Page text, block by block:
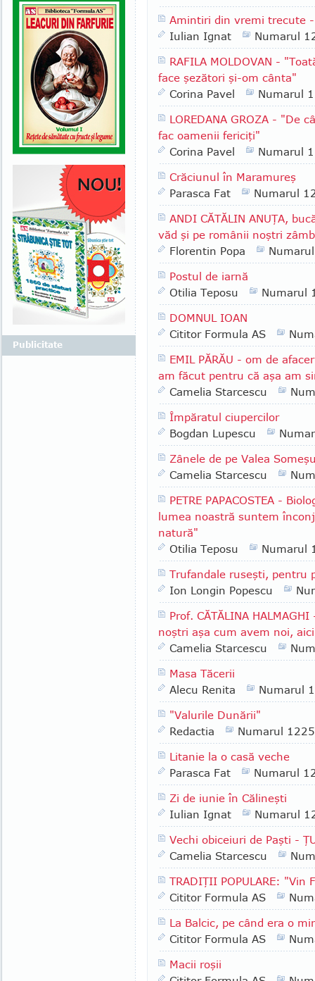
Amintiri din vremi trecute
Iulian Ignat
Numarul
RAFILA MOLDOVAN -
face şezători şi-om cânta"
Corina Pavel
Numarul
LOREDANA GROZA - "De
fac oamenii fericiţi"
Corina Pavel
Numarul
Crăciunul în Maramureş
Parasca Fat
Numarul
ANDI CĂTĂLIN ANUŢA,
văd şi pe românii noştri
Florentin Popa
Postul de iarnă
Otilia Teposu
Numarul
DOMNUL IOAN
Cititor Formula AS
EMIL PĂRĂU - om de
am făcut pentru că aşa am
Camelia Starcescu
Împăratul ciupercilor
Bogdan Lupescu
Zânele de pe Valea
Camelia Starcescu
PETRE PAPACOSTEA -
lumea noastră suntem
natură"
Otilia Teposu
Numarul
Trufandale ruseşti, pentru
Ion Longin Popescu
Prof. CĂTĂLINA
noştri aşa cum avem noi,
Camelia Starcescu
Masa Tăcerii
Alecu Renita
Numarul
"Valurile Dunării"
Redactia
Numarul 1225
Litanie la o casă veche
Parasca Fat
Numarul
Zi de iunie în Călineşti
Iulian Ignat
Numarul
Vechi obiceiuri de Paşti -
Camelia Starcescu
TRADIŢII POPULARE:
Cititor Formula AS
La Balcic, pe când era o
Cititor Formula AS
Macii roşii
Publicitate